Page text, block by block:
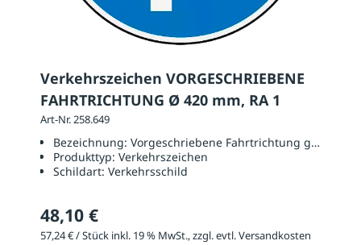
Verkehrszeichen VORGESCHRIEBENE
FAHRTRICHTUNG Ø 420 mm, RA 1
Art-Nr. 258.649
Bezeichnung: Vorgeschriebene Fahrtrichtung geradaus
Produkttyp: Verkehrszeichen
Schildart: Verkehrsschild
48,10 €
57,24 € / Stück inkl. 19 % MwSt., zzgl. evtl. Versandkosten